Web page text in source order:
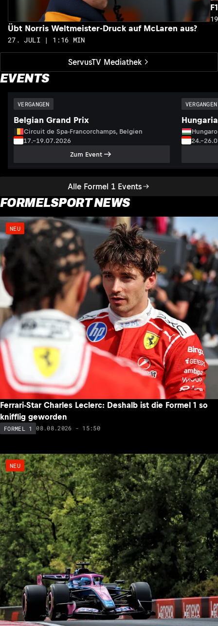
ServusTV Mediathek
Übt Norris Weltmeister-Druck auf McLaren aus?
27. JULI | 1:16 MIN
EVENTS
Alle Formel 1 Events
VERGANGEN
Belgian Grand Prix
Circuit de Spa-Francorchamps, Belgien
17.–19.07.2026
Zum Event
VERGANGEN
FORMELSPORT NEWS
NEU
Ferrari-Star Charles Leclerc: Deshalb ist die Formel 1 so
knifflig geworden
FORMEL 1 08.08.2026 - 15:50
NEU